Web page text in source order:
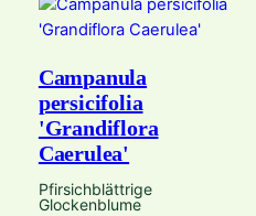
Campanula
persicifolia
'Grandiflora
Caerulea'
Pfirsichblättrige
Glockenblume